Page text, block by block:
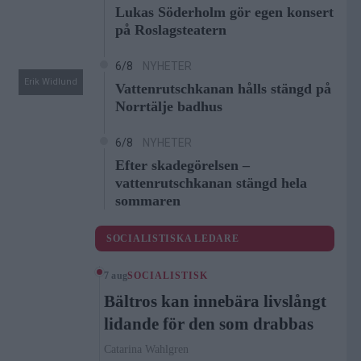
Erik Widlund
Lukas Söderholm gör egen konsert
på Roslagsteatern
6/8 NYHETER
Vattenrutschkanan hålls stängd på
Norrtälje badhus
6/8 NYHETER
Efter skadegörelsen –
vattenrutschkanan stängd hela
sommaren
SOCIALISTISKA LEDARE
7 augSOCIALISTISK
Bältros kan innebära livslångt
lidande för den som drabbas
Catarina Wahlgren